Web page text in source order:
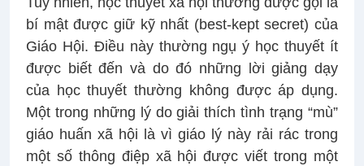
bí mật được giữ kỹ nhất (best-kept secret) của
Giáo Hội. Điều này thường ngụ ý học thuyết ít
được biết đến và do đó những lời giảng dạy
của học thuyết thường không được áp dụng.
Một trong những lý do giải thích tình trạng “mù”
giáo huấn xã hội là vì giáo lý này rải rác trong
một số thông điệp xã hội được viết trong một